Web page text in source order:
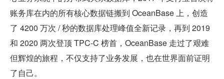
账务库在内的所有核心数据链搬到 OceanBase 上，创造
了 4200 万次 / 秒的数据库处理峰值全新记录，再到 2019
和 2020 两次登顶 TPC-C 榜首，OceanBase 走过了艰难
但辉煌的旅程，不仅支持了业务发展，也在世界面前证明
了自己。